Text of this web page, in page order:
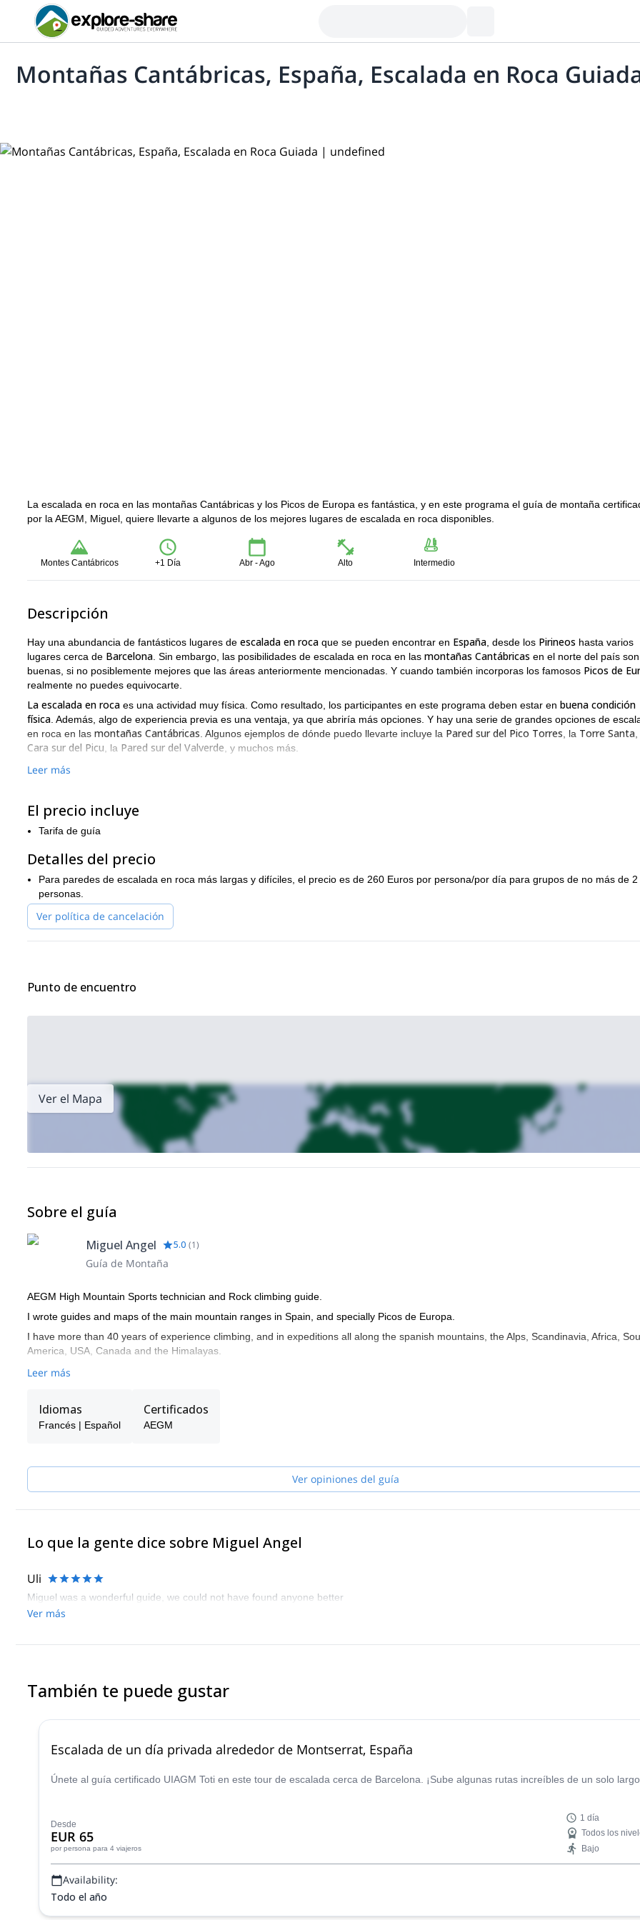
Montañas Cantábricas, España, Escalada en Roca
La escalada en roca en las montañas Cantábricas y los Picos de Europa es fantástica, y en este programa el guía de montaña
por la AEGM, Miguel, quiere llevarte a algunos de los mejores lugares de escalada en roca disponibles.
Montes Cantábricos +1 Día Abr - Ago Alto Intermedio
Descripción
Hay una abundancia de fantásticos lugares de escalada en roca que se pueden encontrar en España , desde los Pirineos hasta varios
lugares cerca de Barcelona . Sin embargo, las posibilidades de escalada en roca en las montañas Cantábricas en el norte del país
buenas, si no posiblemente mejores que las áreas anteriormente mencionadas. Y cuando también incorporas los famosos Picos de
realmente no puedes equivocarte.
La escalada en roca es una actividad muy física. Como resultado, los participantes en este programa deben estar en buena condición
física . Además, algo de experiencia previa es una ventaja, ya que abriría más opciones. Y hay una serie de grandes opciones de
en roca en las montañas Cantábricas . Algunos ejemplos de dónde puedo llevarte incluye la Pared sur del Pico Torres , la Torre Santa
Cara sur del Picu , la Pared sur del Valverde , y muchos más.
Como resultado de la enorme variedad de grandes paredes para escalar, no tendrás ningún problema para encontrar la adecuada. Y
Sería un placer guiarte por algunas de las mejores paredes de escalada en España. Así que si te gustaría unirte a mí en esta
aventura en la cordillera Cantábrica, todo lo que tienes que hacer es enviarme una solicitud, y con gusto haré el resto.
Leer más
El precio incluye
Tarifa de guía
Detalles del precio
Para paredes de escalada en roca más largas y difíciles, el precio es de 260 Euros por persona/por día para grupos de no más de 2
personas.
Ver política de cancelación
Punto de encuentro
Ver el Mapa
Sobre el guía
Miguel Angel 5.0 (1)
Guía de Montaña
AEGM High Mountain Sports technician and Rock climbing guide.
I wrote guides and maps of the main mountain ranges in Spain, and specially Picos de Europa.
I have more than 40 years of experience climbing, and in expeditions all along the spanish mountains, the Alps, Scandinavia, Africa,
America, USA, Canada and the Himalayas.
Leer más
Idiomas
Francés | Español
Certificados
AEGM
Ver opiniones del guía
Lo que la gente dice sobre Miguel Angel
Uli
Miguel was a wonderful guide, we could not have found anyone better
Ver más
También te puede gustar
Escalada de un día privada alrededor de Montserrat, España
Únete al guía certificado UIAGM Toti en este tour de escalada cerca de Barcelona. ¡Sube algunas rutas increíbles de un solo
Desde
EUR 65
por persona para 4 viajeros
1 día
Todos los
Bajo
Availability:
Todo el año